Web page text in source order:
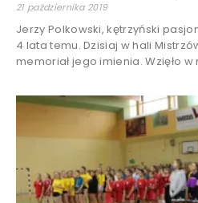
21 października 2019
Jerzy Polkowski, kętrzyński
4 lata temu. Dzisiaj w hali
memoriał jego imienia. Wzięło w